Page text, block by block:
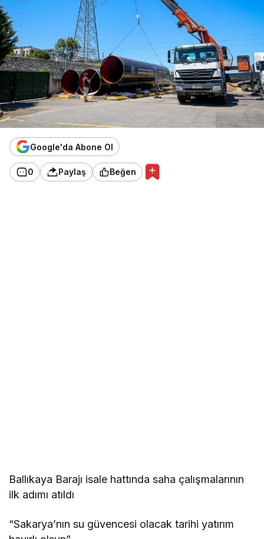
Google'da Abone Ol
0 Paylaş Beğen
Ballıkaya Barajı isale hattında saha çalışmalarının
ilk adımı atıldı
“Sakarya’nın su güvencesi olacak tarihi yatırım